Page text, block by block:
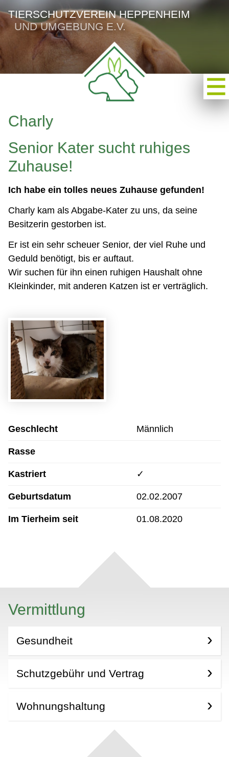
TIERSCHUTZVEREIN HEPPENHEIM
UND UMGEBUNG E.V.
Charly
Senior Kater sucht ruhiges
Zuhause!
Ich habe ein tolles neues Zuhause gefunden!
Charly kam als Abgabe-Kater zu uns, da seine
Besitzerin gestorben ist.
Er ist ein sehr scheuer Senior, der viel Ruhe und
Geduld benötigt, bis er auftaut.
Wir suchen für ihn einen ruhigen Haushalt ohne
Kleinkinder, mit anderen Katzen ist er verträglich.
Geschlecht Männlich
Rasse
Kastriert ✓
Geburtsdatum 02.02.2007
Im Tierheim seit 01.08.2020
Vermittlung
Gesundheit
Schutzgebühr und Vertrag
Wohnungshaltung